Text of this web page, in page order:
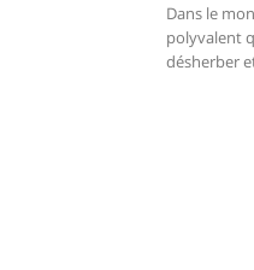
Dans le
polyvalent
désherber